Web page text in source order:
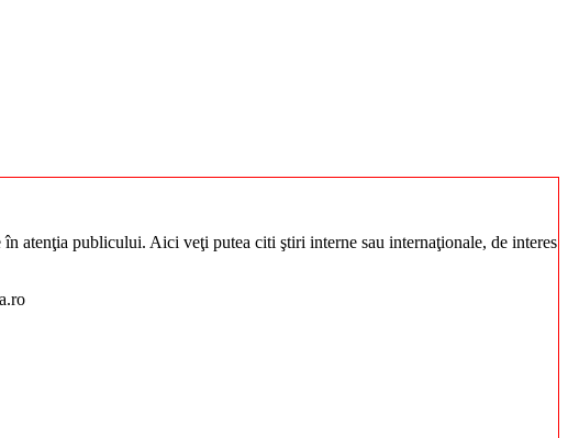
atenţia publicului. Aici veţi putea citi ştiri interne sau internaţionale, de interes